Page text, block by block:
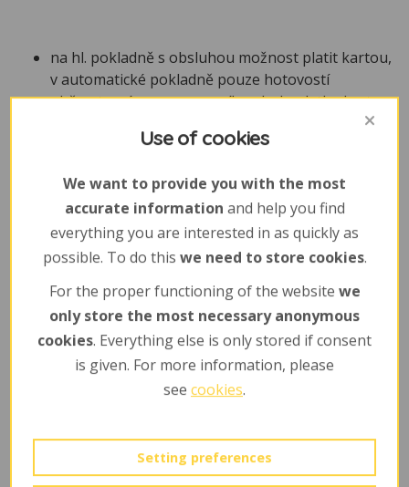
na hl. pokladně s obsluhou možnost platit kartou,
v automatické pokladně pouze hotovostí
občerstvení v provozu o víkendech, platba kartou
DO ZOO SE PSEM: psi mají povolen vstup pouze
v tašce/přepravce), s sebou platný očkovací
průkaz
pro více informací k návštěvě nahlédněte do sekce
časté dotazy, využijte níže uvedené kontakty nebo
NECHTE NÁM
Use of cookies
We want to provide you with the most
accurate information and help you find
everything you are interested in as quickly as
possible. To do this we need to store cookies.
For the proper functioning of the website we
only store the most necessary anonymous
cookies. Everything else is only stored if consent
is given. For more information, please
see cookies.
Setting preferences